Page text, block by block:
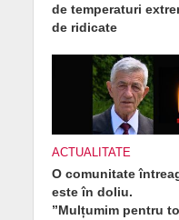
de temperaturi
de ridicate
ACTUALITATE
O comunitate
este în doliu.
”Mulțumim pentru